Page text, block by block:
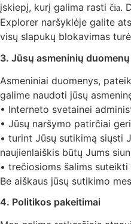
įskiepį, kurį galima rasti čia.
Explorer naršyklėje galite
visų slapukų blokavimas
3. Jūsų asmeninių
Asmeniniai duomenys,
galime naudoti jūsų
• Interneto svetainei
• Jūsų naršymo patirčiai
• turint Jūsų sutikimą siųsti
naujienlaiškis būtų Jums
• trečiosioms šalims
Be aiškaus jūsų sutikimo
4. Politikos pakeitimai